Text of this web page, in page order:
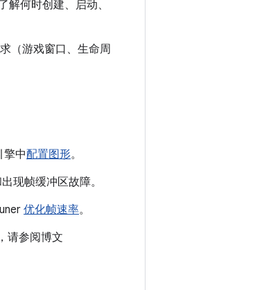
解何时创建、启动、
（游戏窗口、生命周
擎中配置图形。
现帧缓冲区故障。
优化帧速率。
请参阅博文